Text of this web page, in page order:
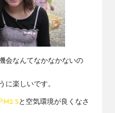
会なんてなかなかないの
に楽しいです。
と空気環境が良くなさ